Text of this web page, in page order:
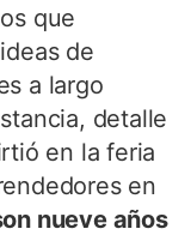
que
de
a largo
detalle
en la feria
en
nueve años